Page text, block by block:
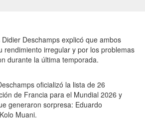
Deschamps explicó que ambos
rendimiento irregular y por los problemas
durante la última temporada.
oficializó la lista de 26
de Francia para el Mundial 2026 y
generaron sorpresa: Eduardo
Muani.